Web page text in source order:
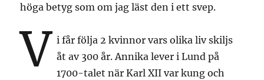
höga betyg som om jag läst den i ett svep.
V i får följa 2 kvinnor vars olika liv skiljs
åt av 300 år. Annika lever i Lund på
1700-talet när Karl XII var kung och